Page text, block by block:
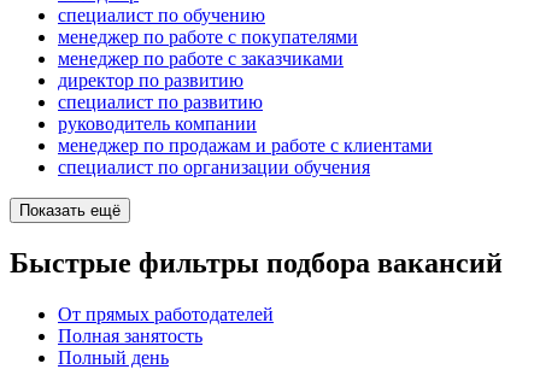
специалист по обучению
менеджер по работе с покупателями
менеджер по работе с заказчиками
директор по развитию
специалист по развитию
руководитель компании
менеджер по продажам и работе с клиентами
специалист по организации обучения
Показать ещё
Быстрые фильтры подбора вакансий
От прямых работодателей
Полная занятость
Полный день